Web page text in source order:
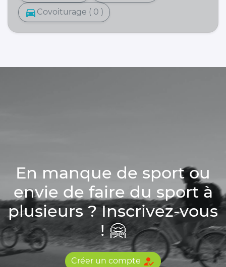
directions_car Covoiturage ( 0 )
En manque de sport ou
envie de faire du sport à
plusieurs ? Inscrivez-vous
! 🤗
Créer un compte how_to_reg